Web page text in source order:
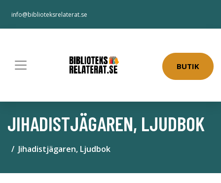
info@biblioteksrelaterat.se
BUTIK
JIHADISTJÄGAREN, LJUDBOK
Jihadistjägaren, Ljudbok